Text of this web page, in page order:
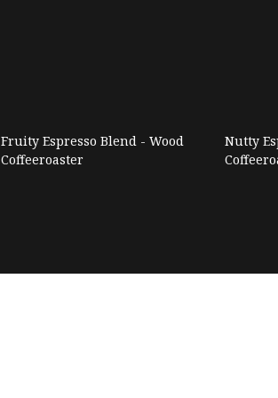
Fruity Espresso Blend - Wood
Coffeeroaster
Nutty